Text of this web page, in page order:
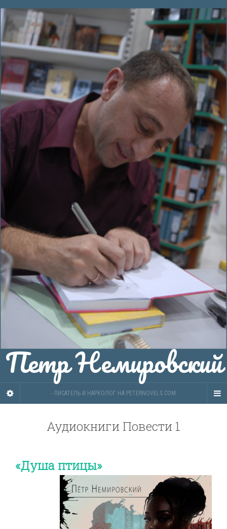
Петр Немировский
- ПИСАТЕЛЬ И НАРКОЛОГ НА PETERNOVELS.COM
Аудиокниги Повести 1
«Душа птицы»